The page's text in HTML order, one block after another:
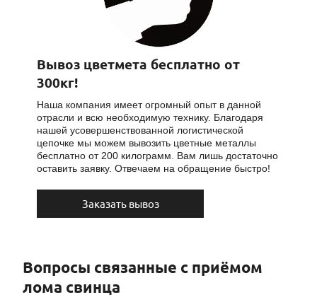
Вывоз цветмета бесплатно от
300кг!
Наша компания имеет огромный опыт в данной
отрасли и всю необходимую технику. Благодаря
нашей усовершенствованной логистической
цепочке мы можем вывозить цветные металлы
бесплатно от 200 килограмм. Вам лишь достаточно
оставить заявку. Отвечаем на обращение быстро!
Заказать вывоз
Вопросы связанные с приёмом
лома свинца